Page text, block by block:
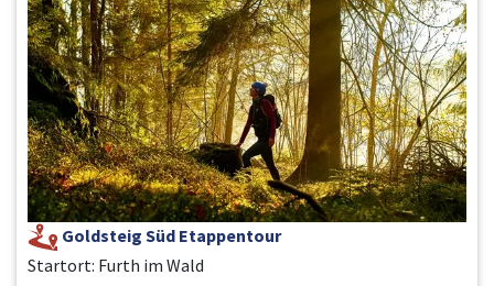
Goldsteig Süd Etappentour
Startort: Furth im Wald